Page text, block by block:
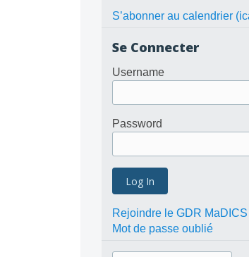
S’abonner au calendrier
Se Connecter
Username
Password
Rejoindre le GDR MaDICS
Mot de passe oublié